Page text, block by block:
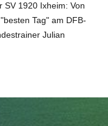
SV 1920 Ixheim: Von
Tag" am DFB-
Julian